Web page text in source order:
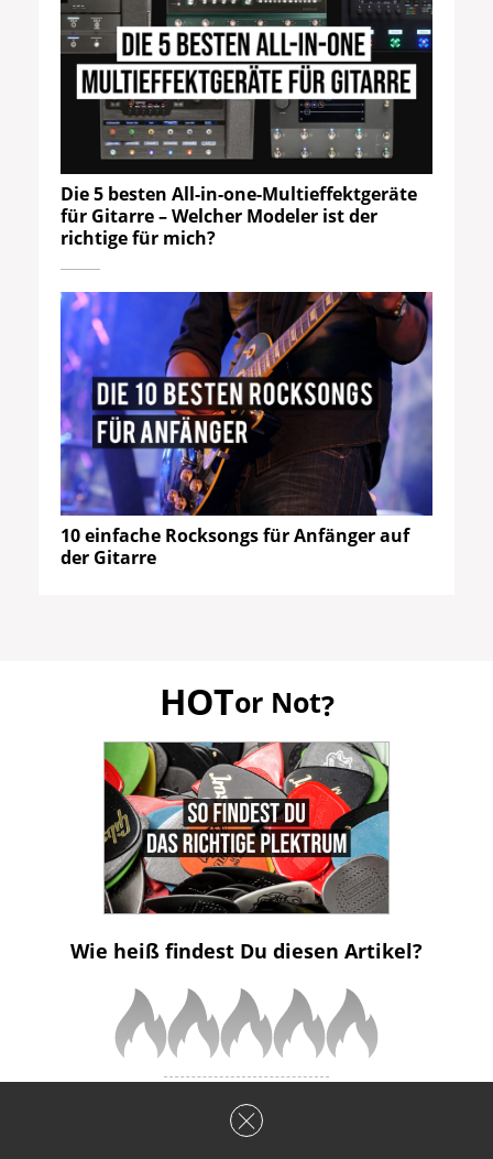
Die 5 besten All-in-one-Multieffektgeräte
für Gitarre – Welcher Modeler ist der
richtige für mich?
10 einfache Rocksongs für Anfänger auf
der Gitarre
HOTor Not?
Wie heiß findest Du diesen Artikel?
Haiko Heinz